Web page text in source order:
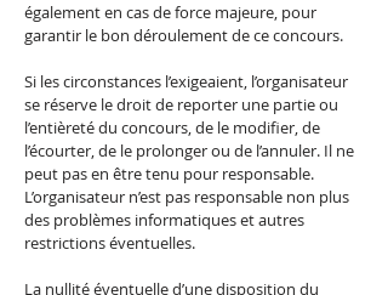
également en cas de force majeure, pour
garantir le bon déroulement de ce concours.
Si les circonstances l’exigeaient, l’organisateur
se réserve le droit de reporter une partie ou
l’entièreté du concours, de le modifier, de
l’écourter, de le prolonger ou de l’annuler. Il ne
peut pas en être tenu pour responsable.
L’organisateur n’est pas responsable non plus
des problèmes informatiques et autres
restrictions éventuelles.
La nullité éventuelle d’une disposition du